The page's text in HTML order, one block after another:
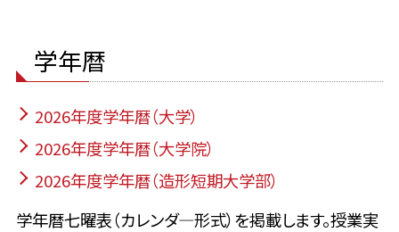
学年暦
2026年度学年暦（大学）
2026年度学年暦（大学院）
2026年度学年暦（造形短期大学部）
学年暦七曜表（カレンダ―形式）を掲載します。授業実